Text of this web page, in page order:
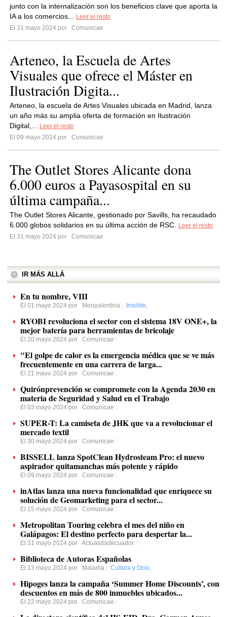
junto con la internalización son los beneficios clave que aporta la
IA a los comercios...
Leer el resto
El 31 mayo 2024 por
Comunicae
Arteneo, la Escuela de Artes
Visuales que ofrece el Máster en
Ilustración Digita...
Arteneo, la escuela de Artes Visuales ubicada en Madrid, lanza
un año más su amplia oferta de formación en Ilustración
Digital,...
Leer el resto
El 09 mayo 2024 por
Comunicae
The Outlet Stores Alicante dona
6.000 euros a Payasospital en su
última campaña...
The Outlet Stores Alicante, gestionado por Savills, ha recaudado
6.000 globos solidarios en su última acción de RSC.
Leer el resto
El 31 mayo 2024 por
Comunicae
IR MÁS ALLÁ
En tu nombre, VIII
El 01 mayo 2024 por Monpalentina : Insólito,
RYOBI revoluciona el sector con el sistema 18V ONE+, la
mejor batería para herramientas de bricolaje
El 20 mayo 2024 por Comunicae :
"El golpe de calor es la emergencia médica que se ve más
frecuentemente en una carrera de larga...
El 21 mayo 2024 por Comunicae :
Quirónprevención se compromete con la Agenda 2030 en
materia de Seguridad y Salud en el Trabajo
El 03 mayo 2024 por Comunicae :
SUPER-T: La camiseta de JHK que va a revolucionar el
mercado textil
El 30 mayo 2024 por Comunicae :
BISSELL lanza SpotClean Hydrosteam Pro: el nuevo
aspirador quitamanchas más potente y rápido
El 09 mayo 2024 por Comunicae :
inAtlas lanza una nueva funcionalidad que enriquece su
solución de Geomarketing para el sector...
El 15 mayo 2024 por Comunicae :
Metropolitan Touring celebra el mes del niño en
Galápagos: El destino perfecto para despertar la...
El 31 mayo 2024 por Actualidadecuador :
Biblioteca de Autoras Españolas
El 13 mayo 2024 por Malama : Cultura y Ocio,
Hipoges lanza la campaña ‘Summer Home Discounts’, con
descuentos en más de 800 inmuebles ubicados...
El 22 mayo 2024 por Comunicae :